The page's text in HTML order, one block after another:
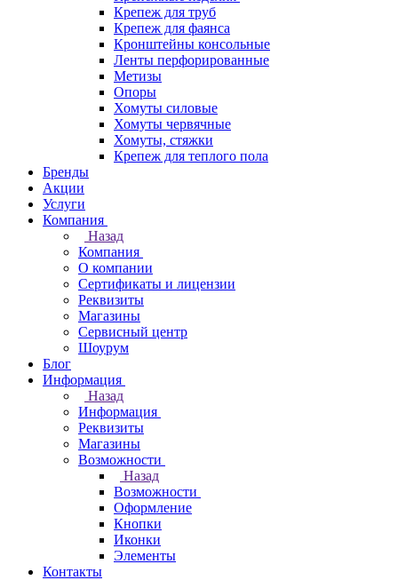
Крепеж для труб
Крепеж для фаянса
Кронштейны консольные
Ленты перфорированные
Метизы
Опоры
Хомуты силовые
Хомуты червячные
Хомуты, стяжки
Крепеж для теплого пола
Бренды
Акции
Услуги
Компания
Назад
Компания
О компании
Сертификаты и лицензии
Реквизиты
Магазины
Сервисный центр
Шоурум
Блог
Информация
Назад
Информация
Реквизиты
Магазины
Возможности
Назад
Возможности
Оформление
Кнопки
Иконки
Элементы
Контакты